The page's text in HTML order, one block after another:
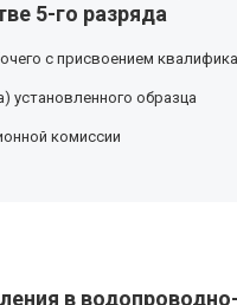
5-го разряда
с присвоением
установленного образца
комиссии
в